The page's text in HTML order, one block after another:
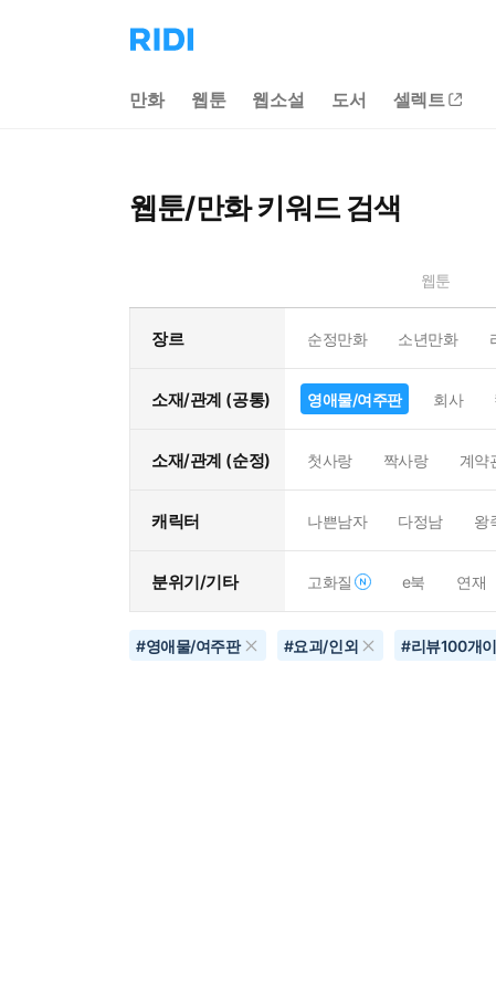
리
디
으
만화 웹툰 웹소설 도서 셀렉트
웹툰/만화 키워드 검색
웹툰
장르 순정만화 소년만화
소재/관계 (공통) 영애물/여주판 회사
소재/관계 (순정) 첫사랑 짝사랑 계약
캐릭터 나쁜남자 다정남 왕
분위기/기타 고화질 e북 연재
#영애물/여주판 #요괴/인외 #리뷰100개